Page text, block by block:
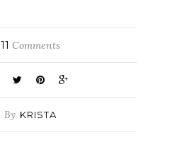
11 Comments
By KRISTA